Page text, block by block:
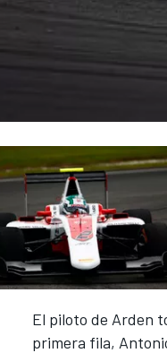
El piloto de Arden
primera fila,